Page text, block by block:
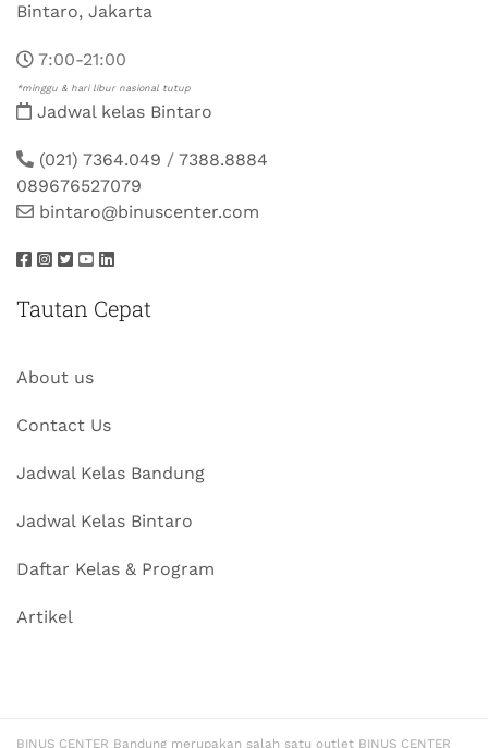
Bintaro, Jakarta
7:00-21:00
*minggu & hari libur nasional tutup
Jadwal kelas Bintaro
(021) 7364.049 / 7388.8884
089676527079
bintaro@binuscenter.com
Tautan Cepat
About us
Contact Us
Jadwal Kelas Bandung
Jadwal Kelas Bintaro
Daftar Kelas & Program
Artikel
BINUS CENTER Bandung merupakan salah satu outlet BINUS CENTER